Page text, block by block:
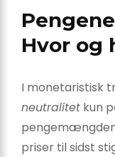
Hvor og
I monetaristisk
neutralitet kun
priser til sidst